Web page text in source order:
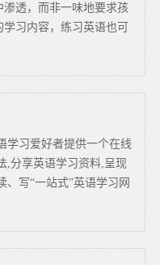
透，而非一味地要求孩
习内容，练习英语也可
学习爱好者提供一个在线
,分享英语学习资料,呈现
写“一站式”英语学习网